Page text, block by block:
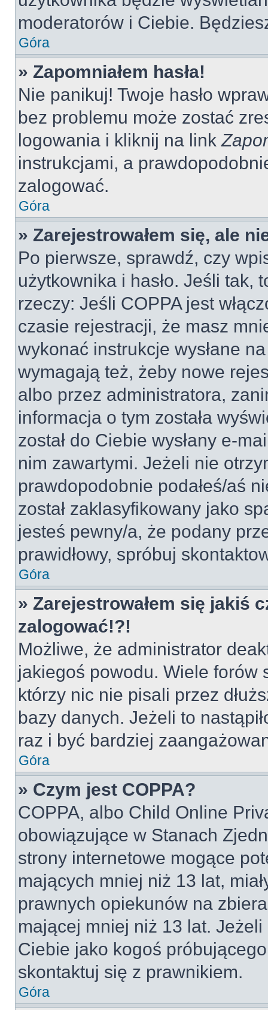
moderatorów i Ciebie.
Góra
» Zapomniałem hasła!
Nie panikuj! Twoje hasło
bez problemu może zostać
logowania i kliknij na link
instrukcjami, a
zalogować.
Góra
» Zarejestrowałem się, ale
Po pierwsze, sprawdź, czy
użytkownika i hasło. Jeśli tak,
rzeczy: Jeśli COPPA jest
czasie rejestracji, że masz
wykonać instrukcje wysłane
wymagają też, żeby nowe
albo przez administratora,
informacja o tym została
został do Ciebie wysłany e-
nim zawartymi. Jeżeli nie
prawdopodobnie podałeś/aś
został zaklasyfikowany jako
jesteś pewny/a, że podany
prawidłowy, spróbuj
Góra
» Zarejestrowałem się jakiś
zalogować!?!
Możliwe, że administrator
jakiegoś powodu. Wiele forów
którzy nic nie pisali przez
bazy danych. Jeżeli to
raz i być bardziej
Góra
» Czym jest COPPA?
COPPA, albo Child Online
obowiązujące w Stanach
strony internetowe mogące
mających mniej niż 13 lat,
prawnych opiekunów na
mającej mniej niż 13 lat.
Ciebie jako kogoś
skontaktuj się z prawnikiem.
Góra